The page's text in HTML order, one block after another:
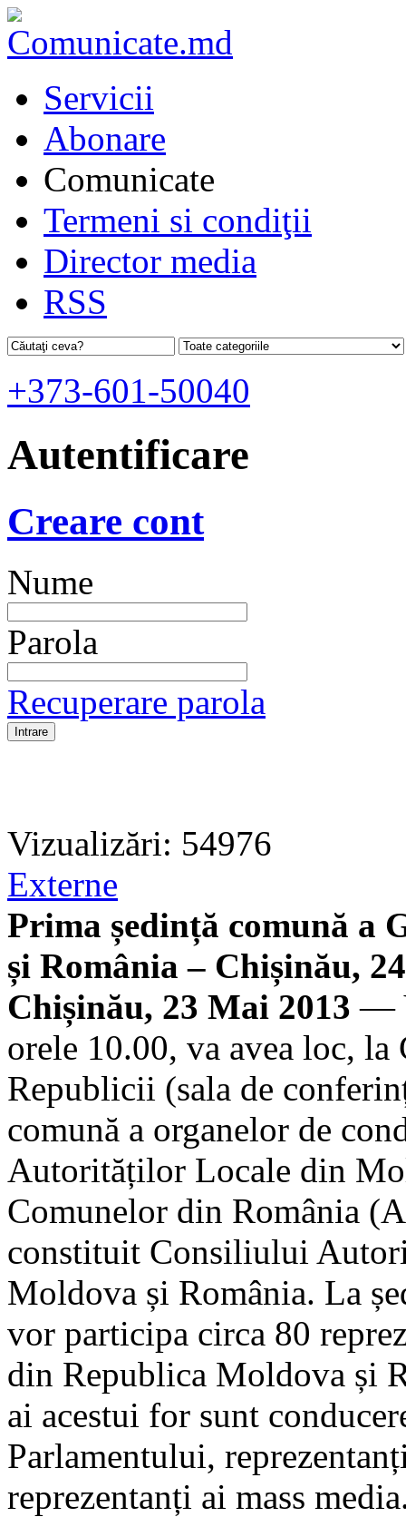
Servicii
Abonare
Comunicate
Termeni si condiţii
Director media
RSS
+373-601-50040
Autentificare
Creare cont
Nume
Parola
Recuperare parola
Vizualizări: 54976
Externe
Prima ședință comună a
și România – Chișinău,
Chișinău, 23 Mai 2013 —
orele 10.00, va avea loc,
Republicii (sala de
comună a organelor de
Autorităților Locale din
Comunelor din România
constituit Consiliului
Moldova și România. La
vor participa circa 80
din Republica Moldova și
ai acestui for sunt
Parlamentului,
reprezentanți ai mass